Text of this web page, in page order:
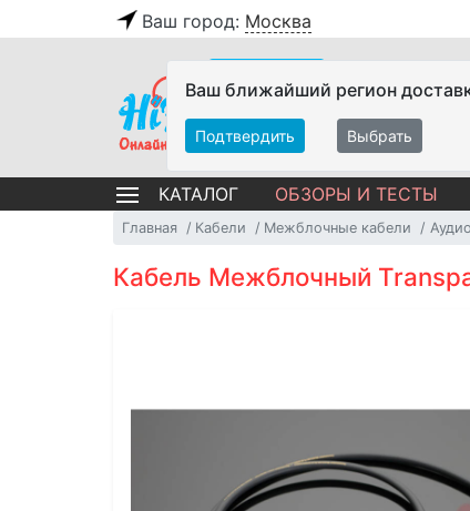
Ваш город: Москва
Ваш ближайший регион
Подтвердить Выбрать
КАТАЛОГ ОБЗОРЫ И ТЕСТЫ
Главная Кабели Межблочные кабели
Кабель Межблочный